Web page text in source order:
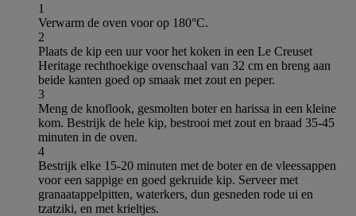
1
Verwarm de oven voor op 180°C.
2
Plaats de kip een uur voor het koken in een Le Creuset
Heritage rechthoekige ovenschaal van 32 cm en breng aan
beide kanten goed op smaak met zout en peper.
3
Meng de knoflook, gesmolten boter en harissa in een kleine
kom. Bestrijk de hele kip, bestrooi met zout en braad 35-45
minuten in de oven.
4
Bestrijk elke 15-20 minuten met de boter en de vleessappen
voor een sappige en goed gekruide kip. Serveer met
granaatappelpitten, waterkers, dun gesneden rode ui en
tzatziki, en met krieltjes.